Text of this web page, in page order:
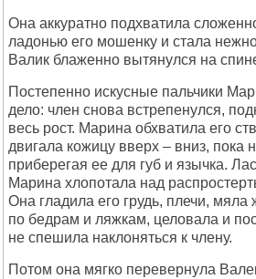
Она аккуратно подхватила
ладонью его мошенку и стала
Валик блаженно вытянулся на
Постепенно искусные пальчики
дело: член снова встрепенулся,
весь рост. Марина обхватила его
двигала кожицу вверх – вниз, пока
приберегая ее для губ и язычка.
Марина хлопотала над
Она гладила его грудь, плечи, мяла
по бедрам и ляжкам, целовала и
не спешила наклоняться к члену.
Потом она мягко перевернула